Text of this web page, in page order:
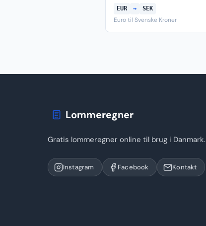
EUR → SEK
Euro til Svenske Kroner
Lommeregner
Gratis lommeregner online til brug i Danmark.
Instagram Facebook Kontakt